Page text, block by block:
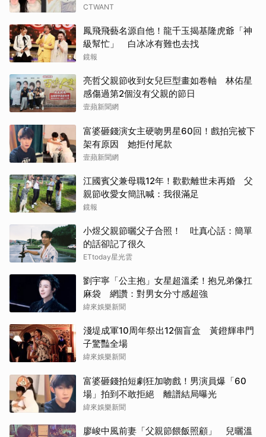
CTWANT
鳳飛飛藝名源自他！龍千玉揭基隆虎爺「神
級幫忙」 白冰冰有難也去找
鏡報
亮哲父親節收到女兒巨型畫如卷軸 林佑星
感傷過第2個沒有父親的節日
壹蘋新聞網
富婆砸錢演女主硬吻男星60回！戲拍完被下
架有原因 她拒付尾款
壹蘋新聞網
江國賓父兼母職12年！歡歡離世未再婚 父
親節收愛女簡訊喊：我很滿足
鏡報
小煜父親節曬父子合照！ 吐真心話：簡單
的話卻記了很久
ETtoday星光雲
劉宇寧「公主抱」女星超溫柔！抱兄弟像扛
麻袋 網讚：對男女分寸感超強
緯來娛樂新聞
淺堤成軍10周年祭出12個盲盒 黃鐙輝串門
子驚豔全場
緯來娛樂新聞
富婆砸錢拍短劇狂加吻戲！男演員爆「60
場」拍到不敢拒絕 離譜結局曝光
緯來娛樂新聞
廖峻中風前妻「父親節餵飯照顧」 兒曬溫